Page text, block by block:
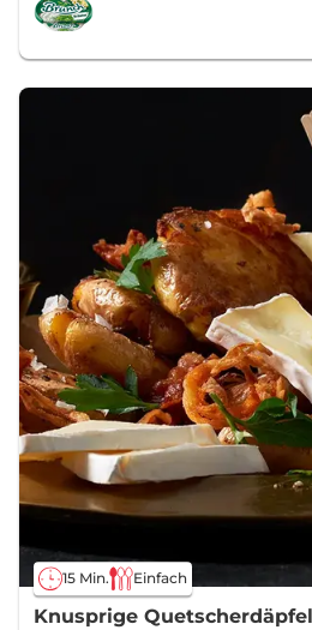
15 Min. Einfach
Knusprige Quetscherdäpfel